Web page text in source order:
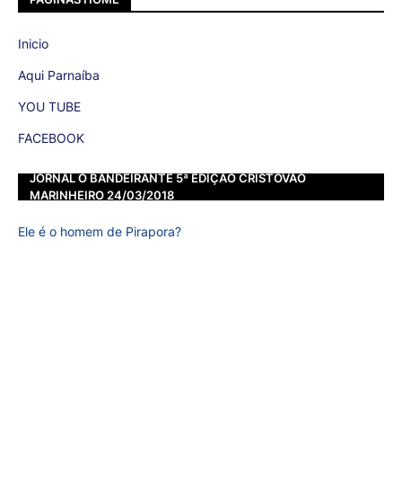
Inicio
Aqui Parnaíba
YOU TUBE
FACEBOOK
JORNAL O BANDEIRANTE 5ª EDIÇÃO CRISTOVÃO
MARINHEIRO 24/03/2018
Ele é o homem de Pirapora?